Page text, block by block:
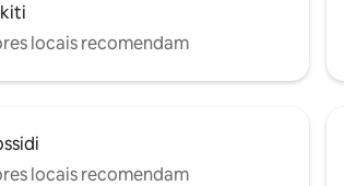
locais recomendam
locais recomendam